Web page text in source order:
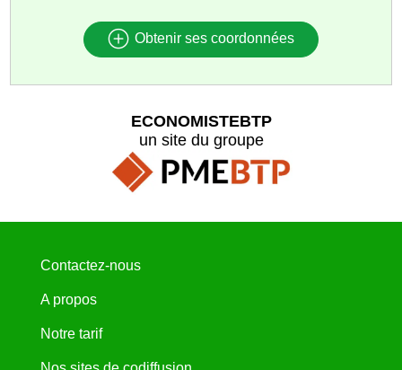
Obtenir ses coordonnées
ECONOMISTEBTP
un site du groupe
Contactez-nous
A propos
Notre tarif